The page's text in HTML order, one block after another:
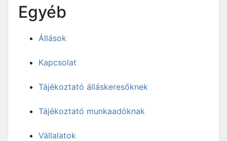
Egyéb
Állások
Kapcsolat
Tájékoztató álláskeresőknek
Tájékoztató munkaadóknak
Vállalatok